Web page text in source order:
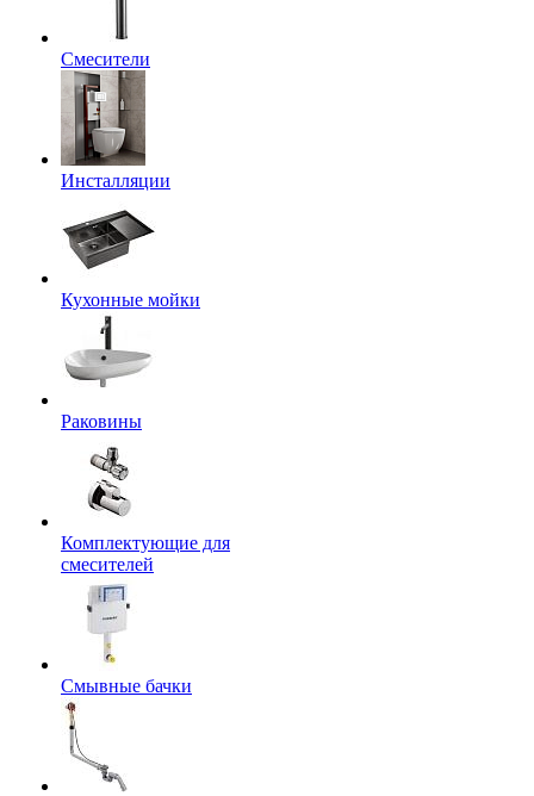
Смесители
Инсталляции
Кухонные мойки
Раковины
Комплектующие для
смесителей
Смывные бачки